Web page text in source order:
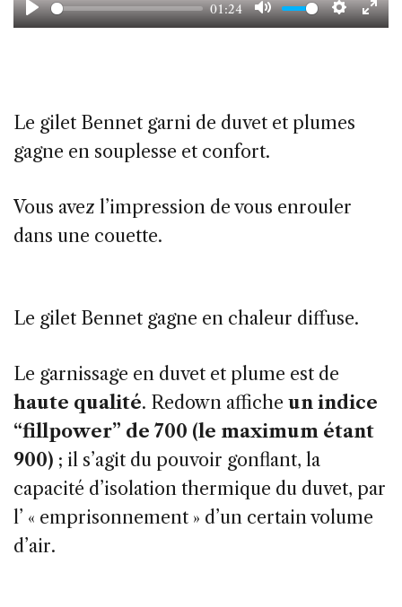
Play
01:24
Mute
Le gilet Bennet garni de duvet et plumes
gagne en souplesse et confort.
Vous avez l’impression de vous enrouler
dans une couette.
Le gilet Bennet gagne en chaleur diffuse.
Le garnissage en duvet et plume est de
haute qualité. Redown affiche un indice
“fillpower” de 700 (le maximum étant
900) ; il s’agit du pouvoir gonflant, la
capacité d’isolation thermique du duvet, par
l’ « emprisonnement » d’un certain volume
d’air.